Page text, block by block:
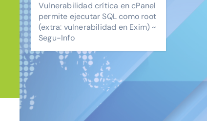
Vulnerabilidad crítica en cPanel
permite ejecutar SQL como root
(extra: vulnerabilidad en Exim) ~
Segu-Info